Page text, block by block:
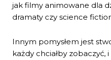
jak filmy animowane dla
dramaty czy science
Innym pomysłem jest
każdy chciałby